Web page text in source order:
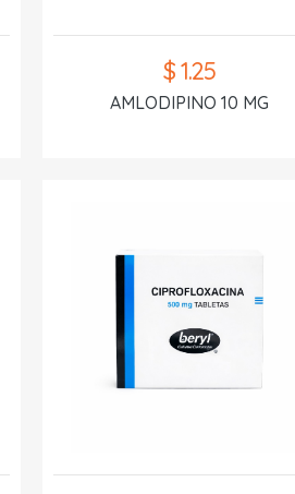
$ 1.25
AMLODIPINO 10 MG